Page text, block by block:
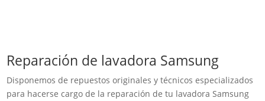
Reparación de lavadora Samsung
Disponemos de repuestos originales y técnicos especializados
para hacerse cargo de la reparación de tu lavadora Samsung